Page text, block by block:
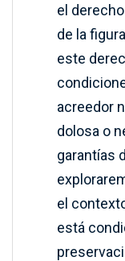
el
de la
este
acreedor
dolosa o
garantías
el
está